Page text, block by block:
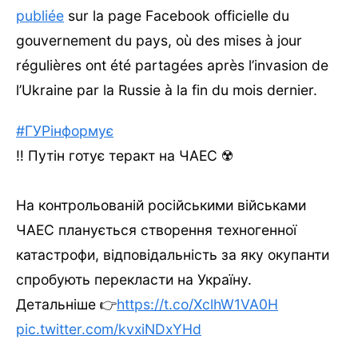
publiée sur la page Facebook officielle du
gouvernement du pays, où des mises à jour
régulières ont été partagées après l’invasion de
l’Ukraine par la Russie à la fin du mois dernier.
#ГУРінформує
‼ Путін готує теракт на ЧАЕС ☢️
На контрольованій російськими військами
ЧАЕС планується створення техногенної
катастрофи, відповідальність за яку окупанти
спробують перекласти на Україну.
Детальніше 👉https://t.co/XclhW1VA0H
pic.twitter.com/kvxiNDxYHd